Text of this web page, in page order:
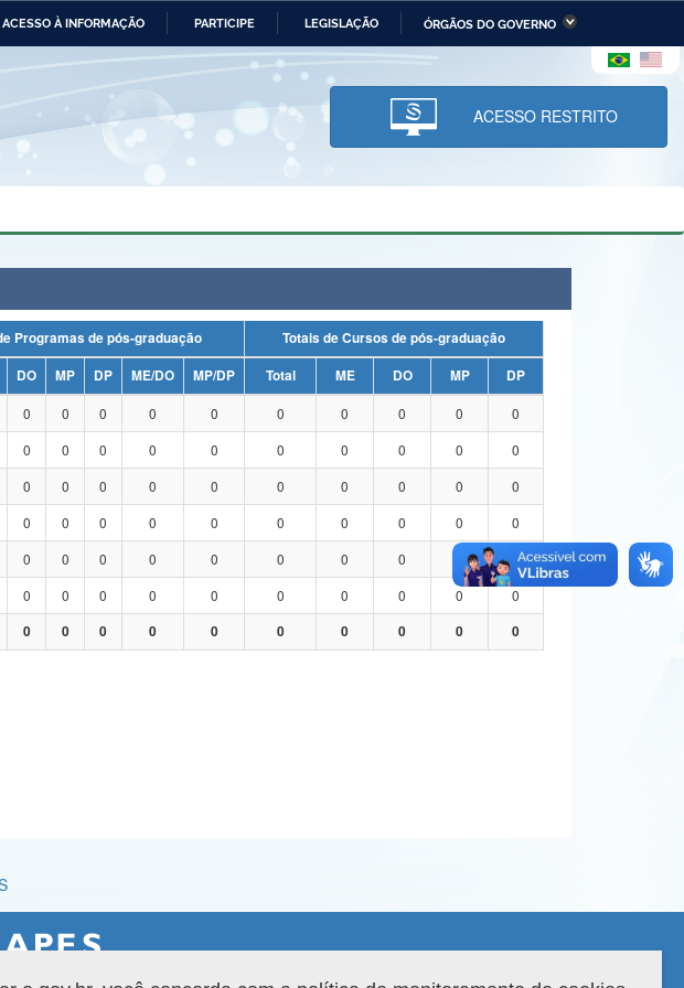
ACESSO À INFORMAÇÃO PARTICIPE LEGISLAÇÃO ÓRGÃOS DO GOVERNO
das Relações Ministério da Economia Ministério da Infraestrutura
Ministério da Ciência,
Tecnologia, Inovações e
Comunicações
e dos Direitos Humanos
do Brasil Planalto
ACESSO RESTRITO
Total de Programas de pós-graduação
Totais de Cursos de pós-graduação
DO MP DP ME/DO MP/DP Total ME DO MP
DP
0 0 0 0 0 0 0 0 0
0
0 0 0 0 0 0 0 0 0
0
0 0 0 0 0 0 0 0 0
0
0 0 0 0 0 0 0 0 0
0
0 0 0 0 0 0 0 0
0
0 0 0 0 0 0 0 0 0
0
0 0 0 0 0 0 0 0 0 0